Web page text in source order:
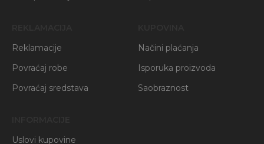
Reklamacije
Povraćaj robe
Povraćaj sredstava
Načini plaćanja
Isporuka proizvoda
Saobraznost
Uslovi kupovine